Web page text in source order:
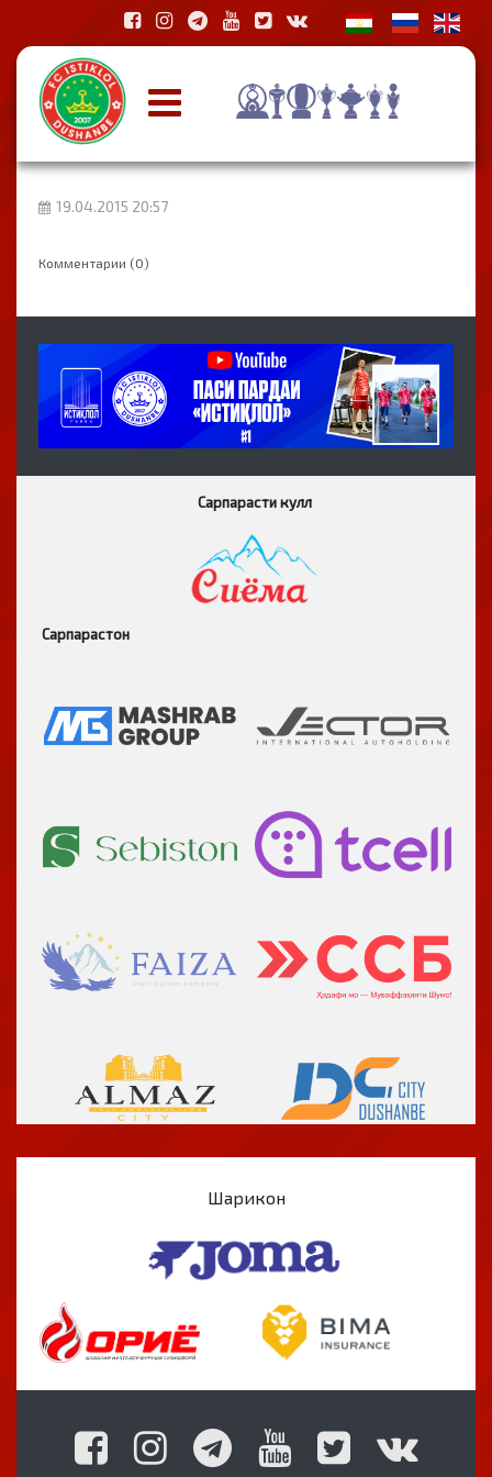
19.04.2015 20:57
Комментарии (0)
Сарпарасти кулл
Сарпарастон
Шарикон